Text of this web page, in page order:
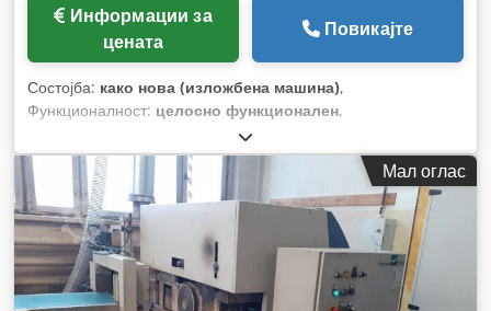
цената
Повикајте
Состојба: како нова (изложбена машина),
Функционалност: целосно функционален,
Мал оглас